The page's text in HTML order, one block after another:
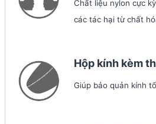
Chất liệu nylon cực
các tác hại từ chất
Hộp kính kèm
Giúp bảo quản kính